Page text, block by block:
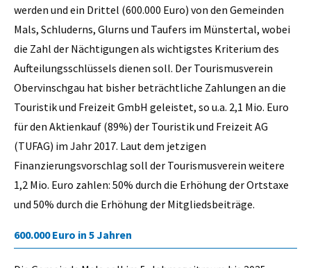
werden und ein Drittel (600.000 Euro) von den Gemeinden
Mals, Schluderns, Glurns und Taufers im Münstertal, wobei
die Zahl der Nächtigungen als wichtigstes Kriterium des
Aufteilungsschlüssels dienen soll. Der Tourismusverein
Obervinschgau hat bisher beträchtliche Zahlungen an die
Touristik und Freizeit GmbH geleistet, so u.a. 2,1 Mio. Euro
für den Aktienkauf (89%) der Touristik und Freizeit AG
(TUFAG) im Jahr 2017. Laut dem jetzigen
Finanzierungsvorschlag soll der Tourismusverein weitere
1,2 Mio. Euro zahlen: 50% durch die Erhöhung der Ortstaxe
und 50% durch die Erhöhung der Mitgliedsbeiträge.
600.000 Euro in 5 Jahren